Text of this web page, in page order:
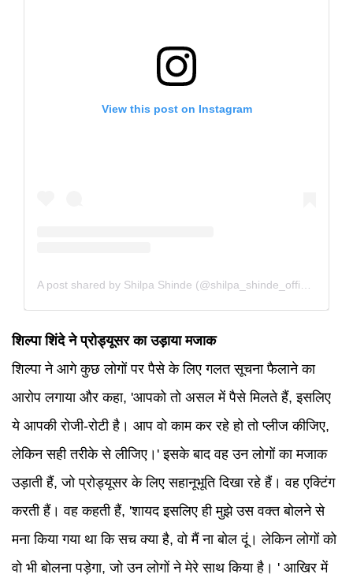
View this post on Instagram
शिल्पा शिंदे ने प्रोड्यूसर का उड़ाया मजाक
शिल्पा ने आगे कुछ लोगों पर पैसे के लिए गलत सूचना फैलाने का
आरोप लगाया और कहा, 'आपको तो असल में पैसे मिलते हैं, इसलिए
ये आपकी रोजी-रोटी है। आप वो काम कर रहे हो तो प्लीज कीजिए,
लेकिन सही तरीके से लीजिए।' इसके बाद वह उन लोगों का मजाक
उड़ाती हैं, जो प्रोड्यूसर के लिए सहानूभूति दिखा रहे हैं। वह एक्टिंग
करती हैं। वह कहती हैं, 'शायद इसलिए ही मुझे उस वक्त बोलने से
मना किया गया था कि सच क्या है, वो मैं ना बोल दूं। लेकिन लोगों को
वो भी बोलना पड़ेगा, जो उन लोगों ने मेरे साथ किया है। ' आखिर में